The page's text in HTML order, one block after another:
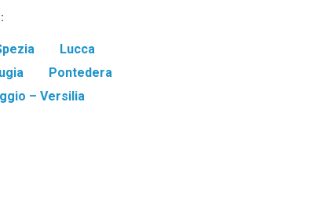
Lucca
Pontedera
– Versilia